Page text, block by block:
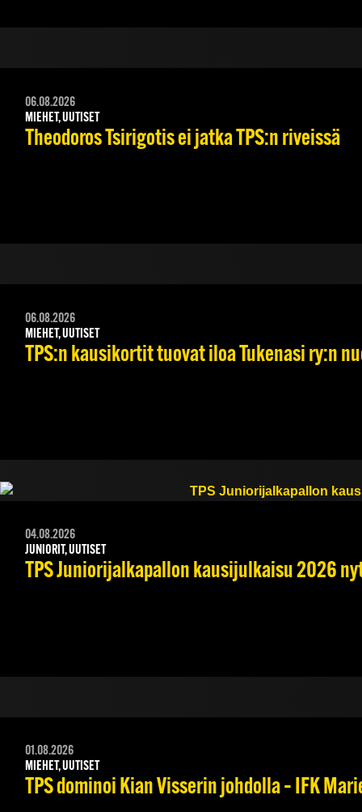
06.08.2026
MIEHET, UUTISET
Theodoros Tsirigotis ei jatka TPS:n riveissä
06.08.2026
MIEHET, UUTISET
TPS:n kausikortit tuovat iloa Tukenasi ry:n
04.08.2026
JUNIORIT, UUTISET
TPS Juniorijalkapallon kausijulkaisu 2026
01.08.2026
MIEHET, UUTISET
TPS dominoi Kian Visserin johdolla – IFK